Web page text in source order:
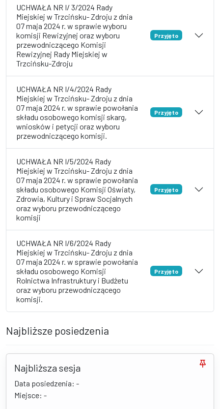
UCHWAŁA NR I/ 3/2024 Rady
Miejskiej w Trzcińsku- Zdroju z dnia
07 maja 2024 r. w sprawie wyboru
komisji Rewizyjnej oraz wyboru
przewodniczącego Komisji
Rewizyjnej Rady Miejskiej w
Trzcińsku-Zdroju
Przyjęto
UCHWAŁA NR I/4/2024 Rady
Miejskiej w Trzcińsku- Zdroju z dnia
07 maja 2024 r. w sprawie powołania
składu osobowego komisji skarg,
wniosków i petycji oraz wyboru
przewodniczącego komisji.
Przyjęto
UCHWAŁA NR I/5/2024 Rady
Miejskiej w Trzcińsku- Zdroju z dnia
07 maja 2024 r. w sprawie powołania
składu osobowego Komisji Oświaty,
Zdrowia, Kultury i Spraw Socjalnych
oraz wyboru przewodniczącego
komisji
Przyjęto
UCHWAŁA NR I/6/2024 Rady
Miejskiej w Trzcińsku- Zdroju z dnia
07 maja 2024 r. w sprawie powołania
składu osobowego Komisji
Rolnictwa Infrastruktury i Budżetu
oraz wyboru przewodniczącego
komisji.
Przyjęto
Najbliższe posiedzenia
Najbliższa sesja
Data posiedzenia: -
Miejsce: -